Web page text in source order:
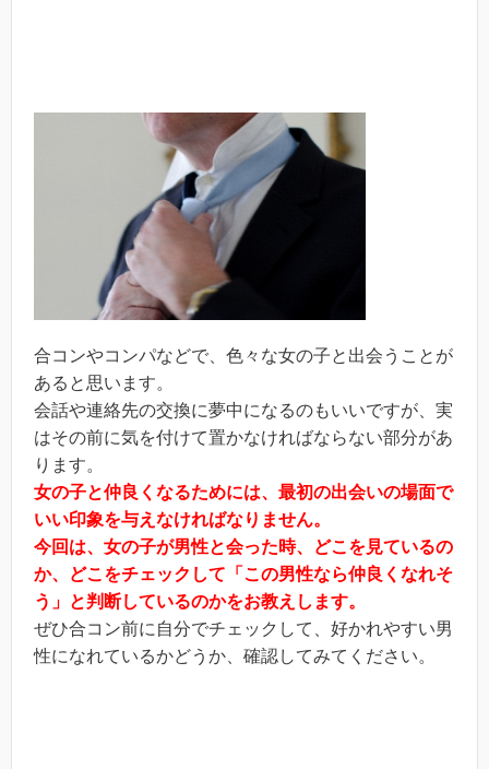
合コンやコンパなどで、色々な女の子と出会うことが
あると思います。
会話や連絡先の交換に夢中になるのもいいですが、実
はその前に気を付けて置かなければならない部分があ
ります。
女の子と仲良くなるためには、最初の出会いの場面で
いい印象を与えなければなりません。
今回は、女の子が男性と会った時、どこを見ているの
か、どこをチェックして「この男性なら仲良くなれそ
う」と判断しているのかをお教えします。
ぜひ合コン前に自分でチェックして、好かれやすい男
性になれているかどうか、確認してみてください。